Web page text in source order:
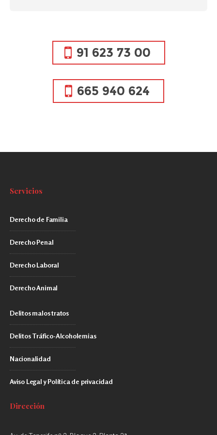
91 623 73 00
665 940 624
Servicios
Derecho de Familia
Derecho Penal
Derecho Laboral
Derecho Animal
Delitos malos tratos
Delitos Tráfico-Alcoholemias
Nacionalidad
Aviso Legal y Política de privacidad
Dirección